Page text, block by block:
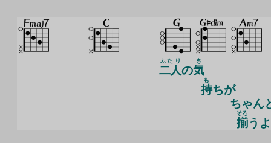
二人
ふたり
の気
き
持
も
ちが
ちゃん
揃
そろ
う